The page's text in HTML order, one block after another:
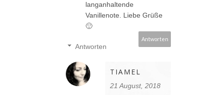
langanhaltende
Vanillenote. Liebe Grüße
🙂
Antworten
Antworten
TIAMEL
21 August, 2018